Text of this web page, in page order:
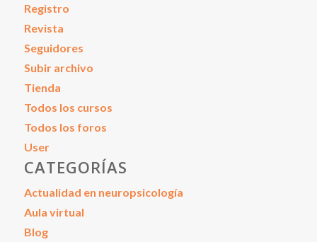
Registro
Revista
Seguidores
Subir archivo
Tienda
Todos los cursos
Todos los foros
User
CATEGORÍAS
Actualidad en neuropsicología
Aula virtual
Blog